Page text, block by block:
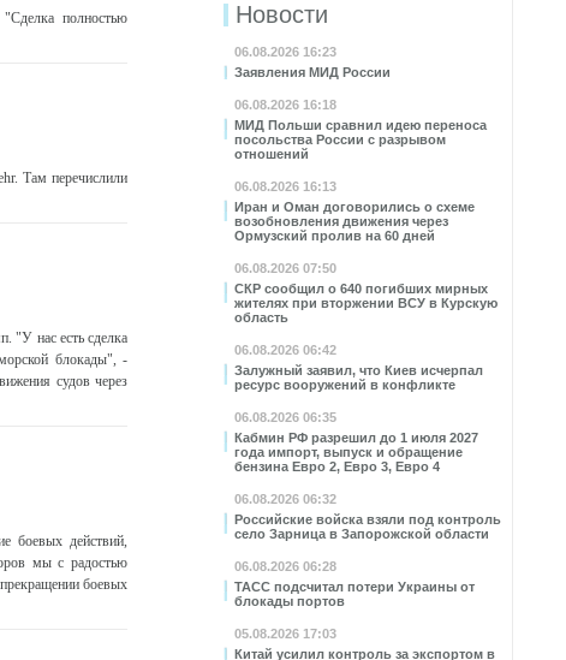
Новости
06.08.2026 16:23
Заявления МИД России
06.08.2026 16:18
МИД Польши сравнил идею переноса
посольства России с разрывом
отношений
06.08.2026 16:13
Иран и Оман договорились о схеме
возобновления движения через
Ормузский пролив на 60 дней
06.08.2026 07:50
СКР сообщил о 640 погибших мирных
жителях при вторжении ВСУ в Курскую
область
06.08.2026 06:42
Залужный заявил, что Киев исчерпал
ресурс вооружений в конфликте
06.08.2026 06:35
Кабмин РФ разрешил до 1 июля 2027
года импорт, выпуск и обращение
бензина Евро 2, Евро 3, Евро 4
06.08.2026 06:32
Российские войска взяли под контроль
село Зарница в Запорожской области
06.08.2026 06:28
ТАСС подсчитал потери Украины от
блокады портов
05.08.2026 17:03
Китай усилил контроль за экспортом в
полностью
Там перечислили
"У нас есть сделка
блокады", -
судов через
боевых действий,
мы с радостью
боевых